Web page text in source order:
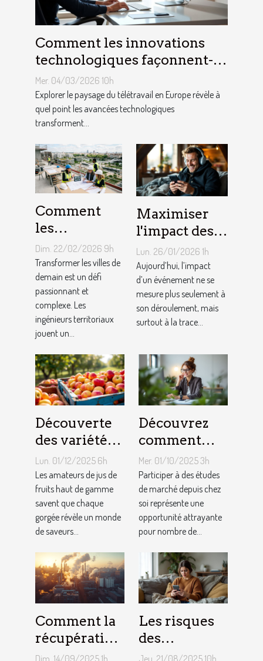
Comment les innovations
technologiques façonnent-
elles le télétravail en Europe
?
Mer. 04/03/2026 10h
Explorer le paysage du télétravail en Europe révèle à
quel point les avancées technologiques
transforment...
Comment
les
ingénieurs
territoriaux
façonnent-
ils les villes
de demain ?
Dim. 22/02/2026 9h
Transformer les villes de
demain est un défi
passionnant et
complexe. Les
ingénieurs territoriaux
jouent un...
Maximiser
l'impact des
événements
avec des
souvenirs
audio
personnalisés
Lun. 26/01/2026 1h
Aujourd’hui, l’impact
d’un événement ne se
mesure plus seulement à
son déroulement, mais
surtout à la trace...
Découverte
des variétés
de pommes
utilisées
dans les jus
premium
Lun. 01/12/2025 6h
Les amateurs de jus de
fruits haut de gamme
savent que chaque
gorgée révèle un monde
de saveurs...
Découvrez
comment
participer à
des études de
marché
depuis chez
vous
Mer. 01/10/2025 3h
Participer à des études
de marché depuis chez
soi représente une
opportunité attrayante
pour nombre de...
Comment la
récupération
de chaleur
Dim. 14/09/2025 1h
Les risques
des
rencontres
Jeu. 21/08/2025 10h